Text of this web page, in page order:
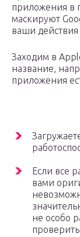
приложения в
маскируют
ваши действия
Заходим в
название,
приложения
Если все
вами
не особо